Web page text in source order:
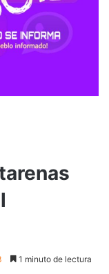
1 minuto de lectura